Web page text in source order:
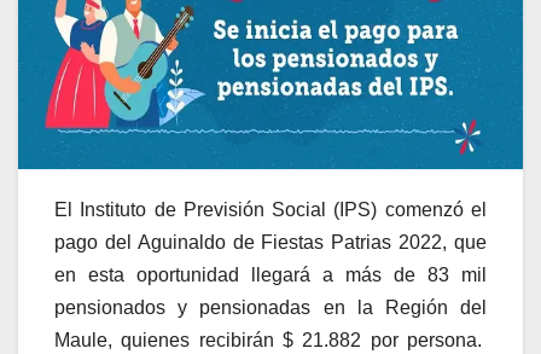
El Instituto de Previsión Social (IPS) comenzó el
pago del Aguinaldo de Fiestas Patrias 2022, que
en esta oportunidad llegará a más de 83 mil
pensionados y pensionadas en la Región del
Maule, quienes recibirán $ 21.882 por persona.